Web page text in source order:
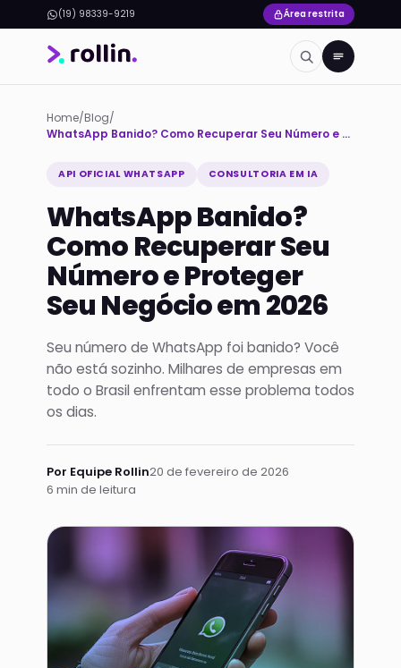
(19) 98339-9219 Área restrita
Home/Blog/
WhatsApp Banido? Como Recuperar Seu Número e Proteger Seu Negócio em 2026
API OFICIAL WHATSAPP CONSULTORIA EM IA
WhatsApp Banido?
Como Recuperar Seu
Número e Proteger
Seu Negócio em 2026
Seu número de WhatsApp foi banido? Você
não está sozinho. Milhares de empresas em
todo o Brasil enfrentam esse problema todos
os dias.
Por Equipe Rollin20 de fevereiro de 2026
6 min de leitura